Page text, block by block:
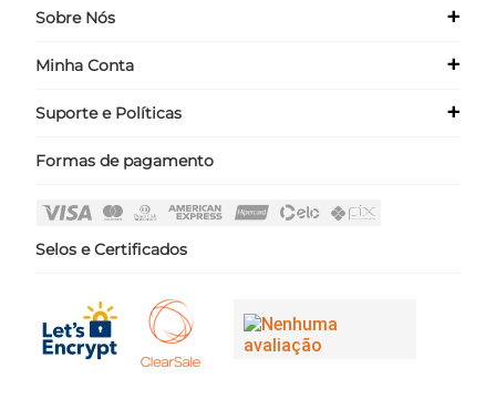
Sobre Nós +
Quem Somos
Minha Conta +
Meus Dados
Suporte e Políticas +
Políticas
Fale Conosco
Formas de pagamento
Selos e Certificados